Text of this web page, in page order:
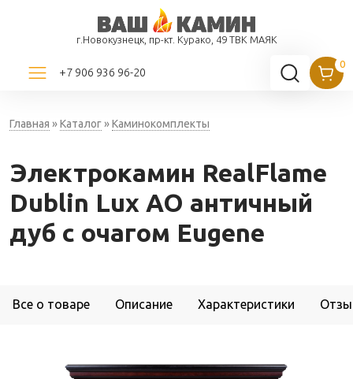
г.Новокузнецк, пр-кт. Курако, 49 ТВК МАЯК
+7 906 936 96-20
Главная »Каталог»Каминокомплекты
Электрокамин RealFlame
Dublin Lux AO античный
дуб с очагом Eugene
Все о товаре Описание Характеристики